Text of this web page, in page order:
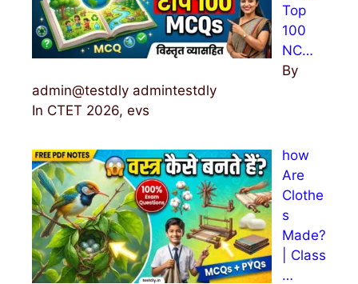
Top
100
NC…
By
admin@testdly admintestdly
In CTET 2026, evs
how
Are
Clothe
s
Made?
| Class
…